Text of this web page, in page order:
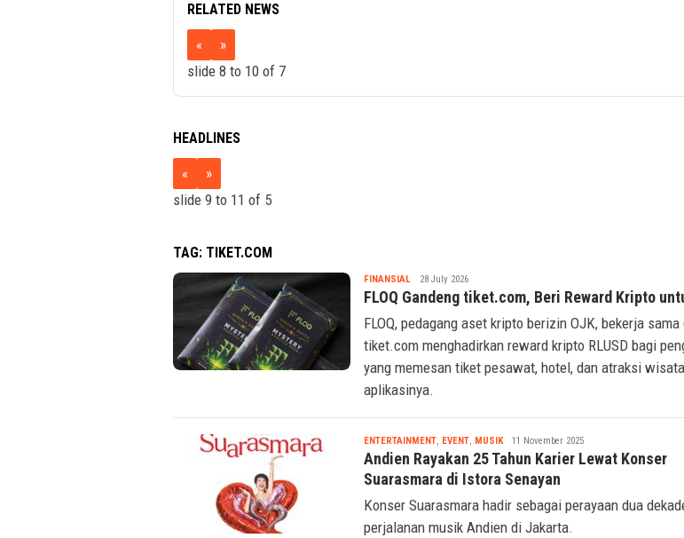
RELATED NEWS
«
»
slide 9 to 11 of 7
HEADLINES
«
»
slide 10 to 12of 5
TAG: TIKET.COM
FINANSIAL Tsaqif
Ridwan
28 July 2026
FLOQ Gandeng tiket.com, Beri Reward Kripto
FLOQ, pedagang aset kripto berizin OJK, bekerja sama
tiket.com menghadirkan reward kripto RLUSD bagi
yang memesan tiket pesawat, hotel, dan atraksi
aplikasinya.
ENTERTAINMENT, EVENT, MUSIKTsaqif
Ridwan
11 November 2025
Andien Rayakan 25 Tahun Karier Lewat Konser
Suarasmara di Istora Senayan
Konser Suarasmara hadir sebagai perayaan dua
perjalanan musik Andien di Jakarta.